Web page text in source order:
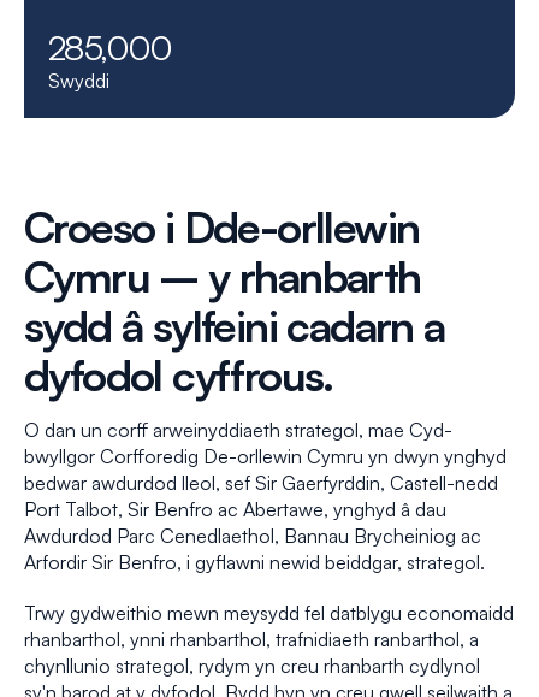
285,000
Swyddi
Croeso i Dde-orllewin
Cymru – y rhanbarth
sydd â sylfeini cadarn a
dyfodol cyffrous.
O dan un corff arweinyddiaeth strategol, mae Cyd-
bwyllgor Corfforedig De-orllewin Cymru yn dwyn ynghyd
bedwar awdurdod lleol, sef Sir Gaerfyrddin, Castell-nedd
Port Talbot, Sir Benfro ac Abertawe, ynghyd â dau
Awdurdod Parc Cenedlaethol, Bannau Brycheiniog ac
Arfordir Sir Benfro, i gyflawni newid beiddgar, strategol.
Trwy gydweithio mewn meysydd fel datblygu economaidd
rhanbarthol, ynni rhanbarthol, trafnidiaeth ranbarthol, a
chynllunio strategol, rydym yn creu rhanbarth cydlynol
sy'n barod at y dyfodol. Bydd hyn yn creu gwell seilwaith a